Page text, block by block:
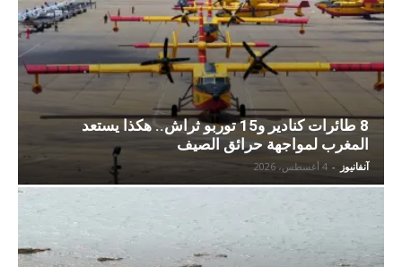
8 طائرات كنادير و15 توربو ثراش.. هكذا يستعد
المغرب لمواجهة حرائق الصيف
آنفانيوز - 4 أغسطس، 2026